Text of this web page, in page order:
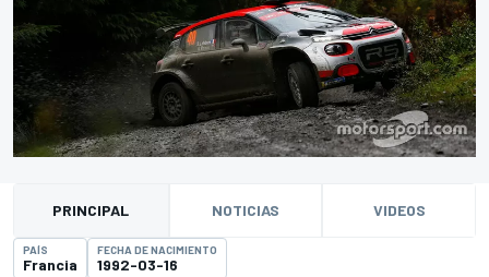
PRINCIPAL NOTICIAS VIDEOS
PAÍS
Francia
FECHA DE NACIMIENTO
1992-03-16